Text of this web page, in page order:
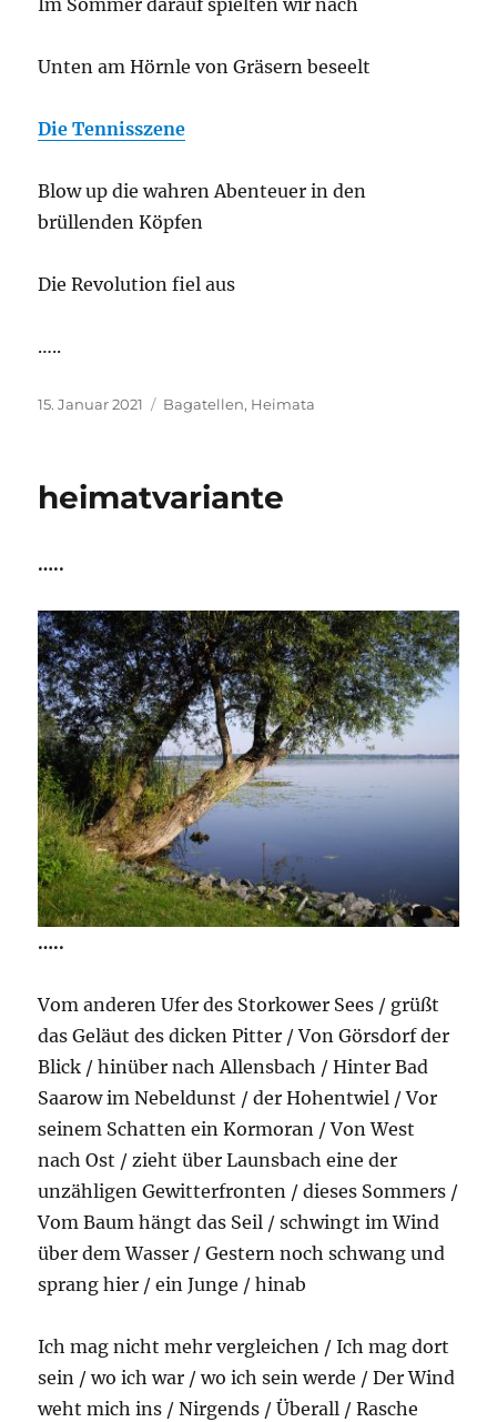
Im Sommer darauf spielten wir nach
Unten am Hörnle von Gräsern beseelt
Die Tennisszene
Blow up die wahren Abenteuer in den
brüllenden Köpfen
Die Revolution fiel aus
…..
Veröffentlicht
15. Januar 2021 Kategorien
Bagatellen, Heimata
heimatvariante
…..
…..
Vom anderen Ufer des Storkower Sees / grüßt
das Geläut des dicken Pitter / Von Görsdorf der
Blick / hinüber nach Allensbach / Hinter Bad
Saarow im Nebeldunst / der Hohentwiel / Vor
seinem Schatten ein Kormoran / Von West
nach Ost / zieht über Launsbach eine der
unzähligen Gewitterfronten / dieses Sommers /
Vom Baum hängt das Seil / schwingt im Wind
über dem Wasser / Gestern noch schwang und
sprang hier / ein Junge / hinab
Ich mag nicht mehr vergleichen / Ich mag dort
sein / wo ich war / wo ich sein werde / Der Wind
weht mich ins / Nirgends / Überall / Rasche